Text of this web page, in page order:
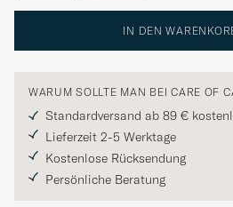
IN DEN
WARUM SOLLTE MAN BEI CARE OF
Standardversand ab 89 €
Lieferzeit 2-5 Werktage
Kostenlose Rücksendung
Persönliche Beratung